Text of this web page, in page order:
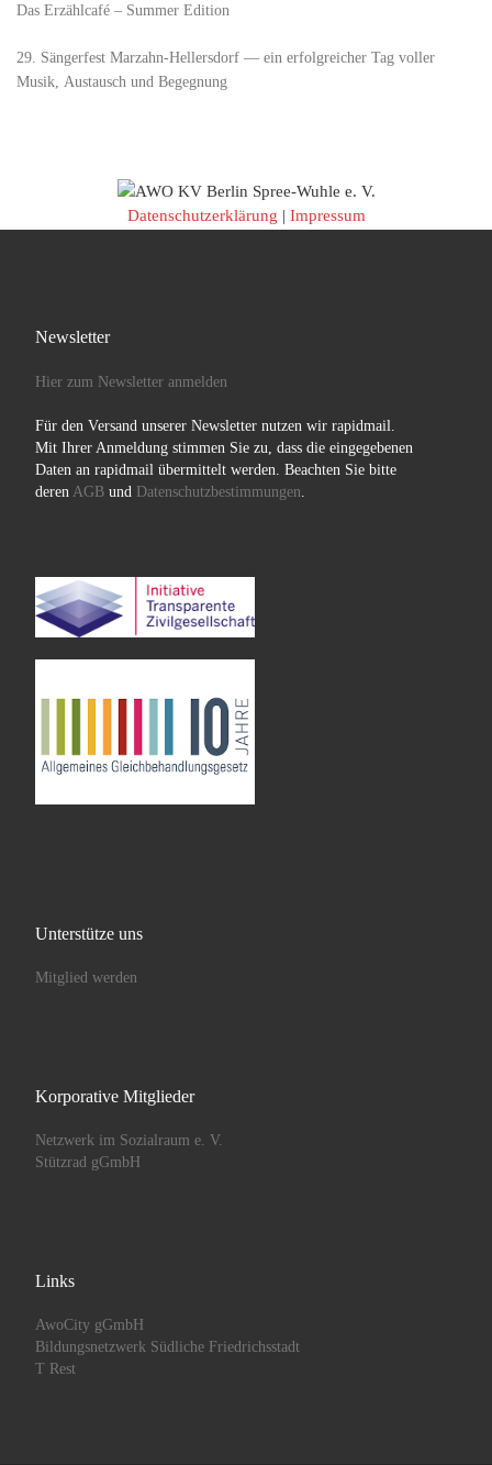
Das Erzählcafé – Summer Edition
29. Sängerfest Marzahn-Hellersdorf — ein erfolgreicher Tag voller
Musik, Austausch und Begegnung
Datenschutzerklärung | Impressum
Newsletter
Hier zum Newsletter anmelden
Für den Versand unserer Newsletter nutzen wir rapidmail.
Mit Ihrer Anmeldung stimmen Sie zu, dass die eingegebenen
Daten an rapidmail übermittelt werden. Beachten Sie bitte
deren AGBund Datenschutzbestimmungen
Unterstütze uns
Mitglied werden
Korporative Mitglieder
Netzwerk im Sozialraum e. V.
Stützrad gGmbH
Links
AwoCity gGmbH
Bildungsnetzwerk Südliche Friedrichsstadt
T Rest